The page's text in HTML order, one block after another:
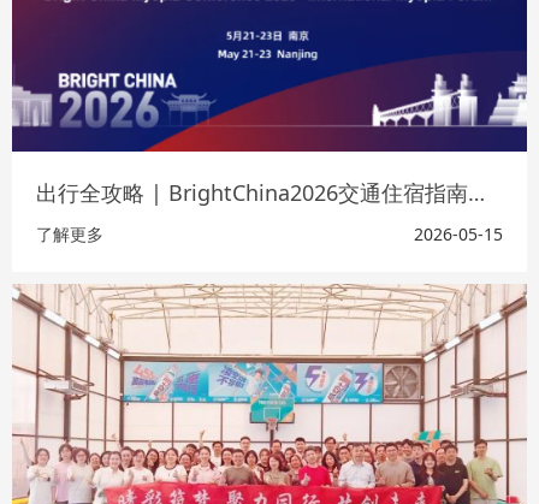
出行全攻略 | BrightChina2026交通住宿指南请查收！
了解更多 2026-05-15